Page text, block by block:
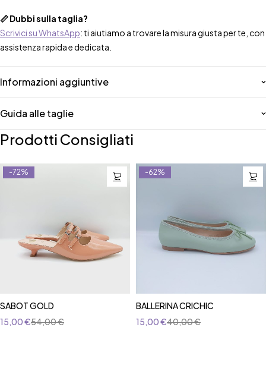
📏 Dubbi sulla taglia?
Scrivici su WhatsApp: ti aiutiamo a trovare la misura giusta per te, con
assistenza rapida e dedicata.
Informazioni aggiuntive
Guida alle taglie
Prodotti Consigliati
-72%
SABOT GOLD
54,00€
15,00€
-62%
BALLERINA CRICHIC
40,00€
15,00€